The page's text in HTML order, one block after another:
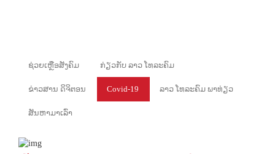
ຊ່ວຍເຫຼືອສັງຄົມ ກ່ຽວກັບ ລາວ ໂທລະຄົມ
ຂ່າວສານ ດິຈິຕອນ Covid-19 ລາວ ໂທລະຄົມ ພາທ່ຽວ
ສັນຫາມາເລົ່າ